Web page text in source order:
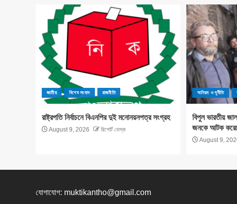
জাতীয় বিশেষ সংবাদ রাজনীতি
রাষ্ট্রপতি নির্বাচনে বিএনপির দুই মনোনয়নপত্র সংগ্রহ
August 9, 2026 রিপোর্ট ডেস্ক
অনিয়ম ও দূর্নীতি
বিপুল ভারতীয়
জনকে আটক
August 9,
যোগাযোগ: muktikantho@gmail.com